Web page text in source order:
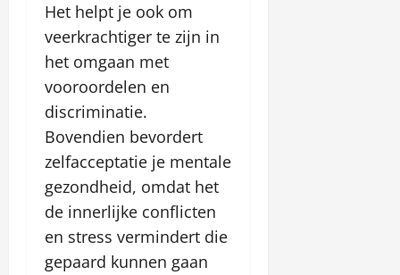
Het helpt je ook om
veerkrachtiger te zijn in
het omgaan met
vooroordelen en
discriminatie.
Bovendien bevordert
zelfacceptatie je mentale
gezondheid, omdat het
de innerlijke conflicten
en stress vermindert die
gepaard kunnen gaan